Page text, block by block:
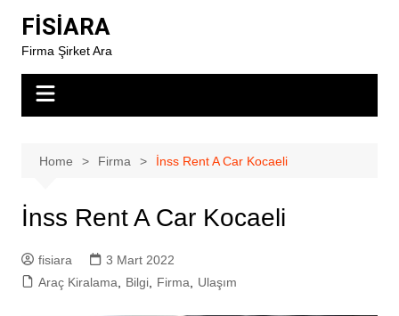
content
FİSİARA
Firma Şirket Ara
Home Firma İnss Rent A Car Kocaeli
İnss Rent A Car Kocaeli
fisiara
3 Mart 2022
Araç Kiralama
Bilgi, Firma Ulaşım